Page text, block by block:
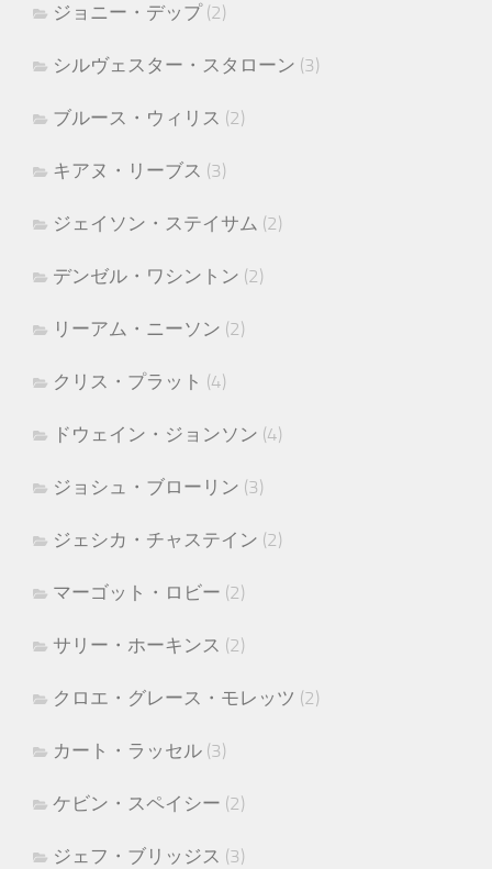
ジョニー・デップ(2)
シルヴェスター・スタローン (3)
ブルース・ウィリス (2)
キアヌ・リーブス (3)
ジェイソン・ステイサム (2)
デンゼル・ワシントン (2)
リーアム・ニーソン (2)
クリス・プラット (4)
ドウェイン・ジョンソン (4)
ジョシュ・ブローリン (3)
ジェシカ・チャステイン (2)
マーゴット・ロビー (2)
サリー・ホーキンス (2)
クロエ・グレース・モレッツ (2)
カート・ラッセル (3)
ケビン・スペイシー (2)
ジェフ・ブリッジス (3)